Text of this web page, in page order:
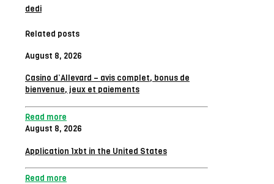
dedi
Related posts
August 8, 2026
Casino d’Allevard – avis complet, bonus de
bienvenue, jeux et paiements
Read more
August 8, 2026
Application 1xbt in the United States
Read more